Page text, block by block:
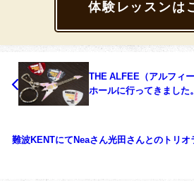
体験レッスンは
THE ALFEE（アルフィ
ホールに行ってきました。
難波KENTにてNeaさん光田さんとのトリオ